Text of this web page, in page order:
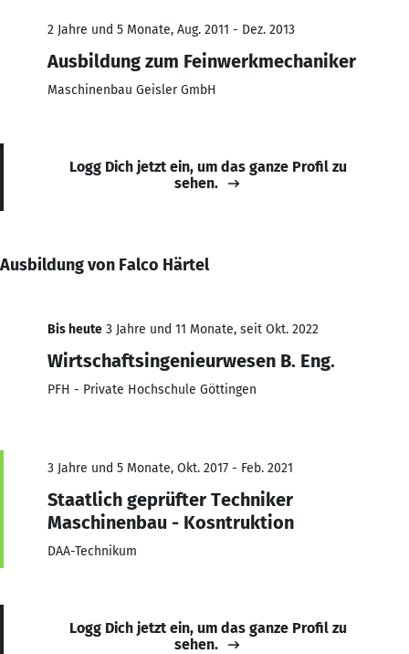
2 Jahre und 5 Monate, Aug. 2011 - Dez. 2013
Ausbildung zum Feinwerkmechaniker
Maschinenbau Geisler GmbH
Logg Dich jetzt ein, um das ganze Profil zu
sehen.
Ausbildung von Falco Härtel
Bis heute 3 Jahre und 11 Monate, seit Okt. 2022
Wirtschaftsingenieurwesen B. Eng.
PFH - Private Hochschule Göttingen
3 Jahre und 5 Monate, Okt. 2017 - Feb. 2021
Staatlich geprüfter Techniker
Maschinenbau - Kosntruktion
DAA-Technikum
Logg Dich jetzt ein, um das ganze Profil zu
sehen.